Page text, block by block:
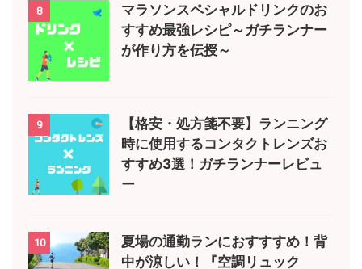
8
マラソンスペシャルドリンクのお
すすめ最強レシピ～ガチランナー
が作り方を伝授～
9
【格安・処方箋不要】ランニング
時に使用するコンタクトレンズお
すすめ3選！ガチランナーレビュ
ー
10
夏場の通勤ランにおすすすめ！背
中が涼しい！『空調リュック